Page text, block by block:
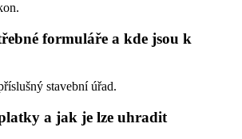
formuláře a kde jsou k
stavební úřad.
a jak je lze uhradit